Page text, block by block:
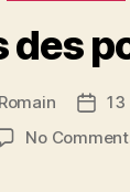
des
Post
No